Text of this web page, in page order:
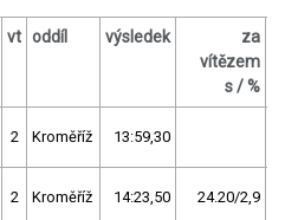
vt oddíl výsledek
za
vítězem
s / %
2 Kroměříž 13:59,30
2 Kroměříž 14:23,50 24.20/2,9